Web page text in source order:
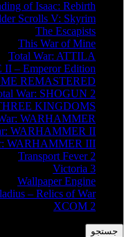
of Isaac: Rebirth
Scrolls V: Skyrim
The Escapists
This War of Mine
Total War: ATTILA
II – Emperor Edition
REMASTERED
War: SHOGUN 2
KINGDOMS
WARHAMMER
WARHAMMER II
WARHAMMER III
Transport Fever 2
Victoria 3
Wallpaper Engine
– Relics of War
XCOM 2
جستجو